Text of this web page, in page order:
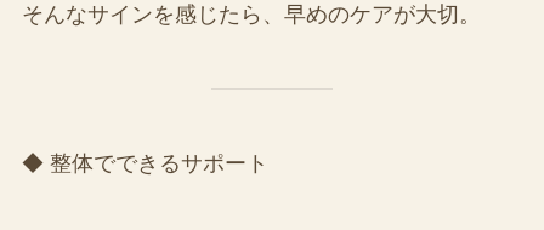
そんなサインを感じたら、早めのケアが大切。
◆ 整体でできるサポート